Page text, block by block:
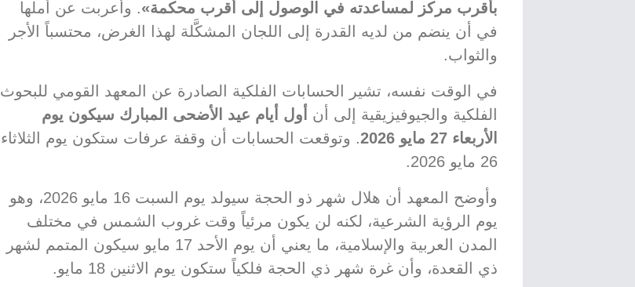
بأقرب مركز لمساعدته في الوصول إلى أقرب محكمة». وأعربت عن أملها
في أن ينضم من لديه القدرة إلى اللجان المشكَّلة لهذا الغرض، محتسباً الأجر
والثواب.
في الوقت نفسه، تشير الحسابات الفلكية الصادرة عن المعهد القومي للبحوث
الفلكية والجيوفيزيقية إلى أن
أول أيام عيد الأضحى المبارك سيكون يوم
الأربعاء 27 مايو 2026
. وتوقعت الحسابات أن وقفة عرفات ستكون يوم الثلاثاء
26 مايو 2026.
وأوضح المعهد أن هلال شهر ذو الحجة سيولد يوم السبت 16 مايو 2026، وهو
يوم الرؤية الشرعية، لكنه لن يكون مرئياً وقت غروب الشمس في مختلف
المدن العربية والإسلامية، ما يعني أن يوم الأحد 17 مايو سيكون المتمم لشهر
ذي القعدة، وأن غرة شهر ذي الحجة فلكياً ستكون يوم الاثنين 18 مايو.